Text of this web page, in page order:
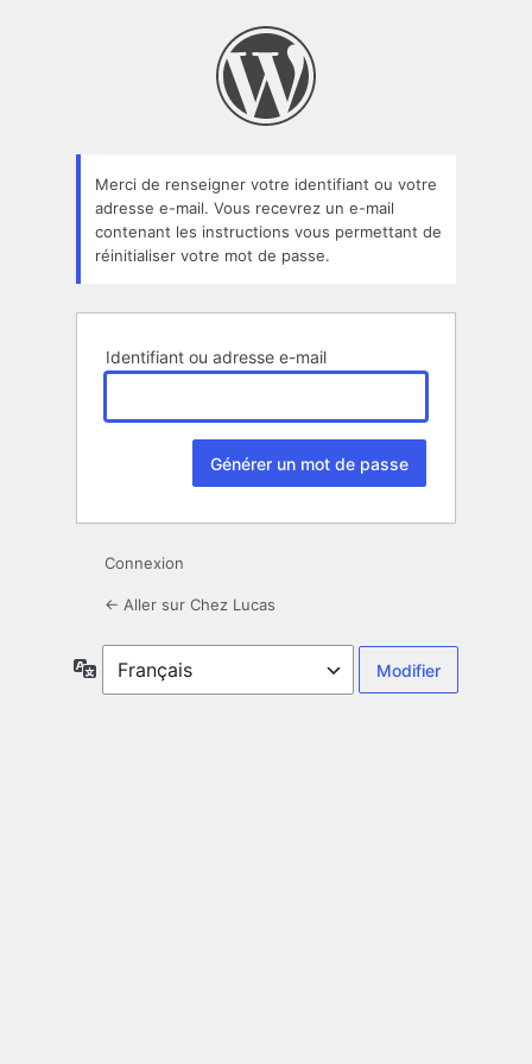
oublié
Merci de renseigner votre identifiant ou votre
adresse e-mail. Vous recevrez un e-mail
contenant les instructions vous permettant de
réinitialiser votre mot de passe.
Identifiant ou adresse e-mail
Connexion
← Aller sur Chez Lucas
Langue